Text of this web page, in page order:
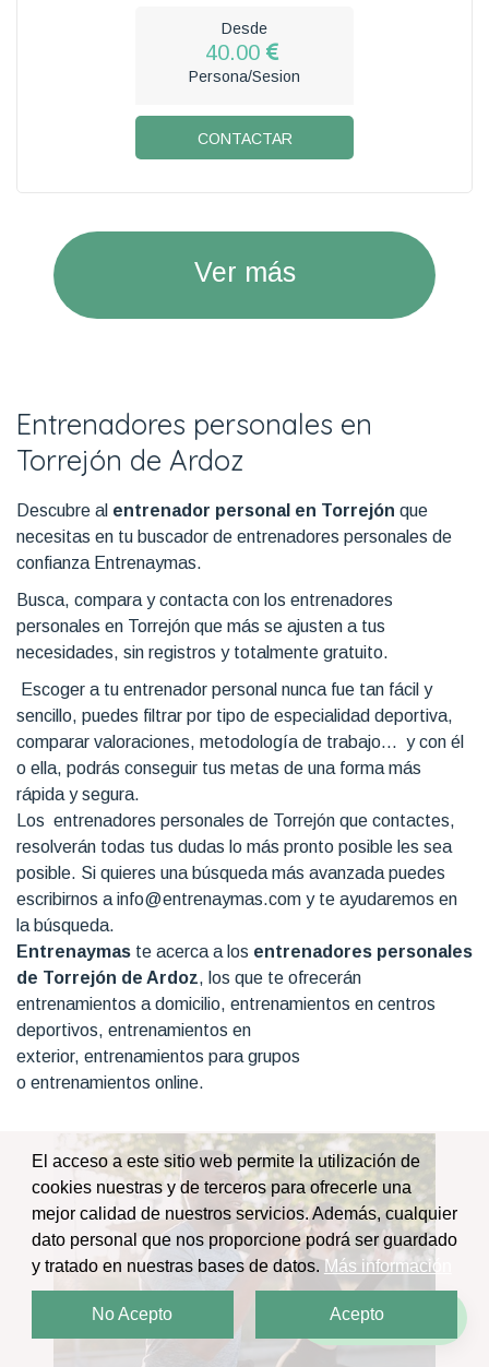
¡Escríbenos!
Desde
40.00
Persona/Sesion
CONTACTAR
Ver más
Entrenadores personales en
Torrejón de Ardoz
Descubre al entrenador personal en Torrejón que
necesitas en tu buscador de entrenadores personales de
confianza Entrenaymas.
Busca, compara y contacta con los entrenadores
personales en Torrejón que más se ajusten a tus
necesidades, sin registros y totalmente gratuito.
Escoger a tu entrenador personal nunca fue tan fácil y
sencillo, puedes filtrar por tipo de especialidad deportiva,
comparar valoraciones, metodología de trabajo... y con él
o ella, podrás conseguir tus metas de una forma más
rápida y segura.
Los entrenadores personales de Torrejón que contactes,
resolverán todas tus dudas lo más pronto posible les sea
posible. Si quieres una búsqueda más avanzada puedes
escribirnos a info@entrenaymas.com y te ayudaremos en
la búsqueda.
Entrenaymas te acerca a los entrenadores personales
de Torrejón de Ardoz, los que te ofrecerán
entrenamientos a domicilio, entrenamientos en centros
deportivos, entrenamientos en
exterior, entrenamientos para grupos
o entrenamientos online.
El acceso a este sitio web permite la utilización de
cookies nuestras y de terceros para ofrecerle una
mejor calidad de nuestros servicios. Además, cualquier
dato personal que nos proporcione podrá ser guardado
y tratado en nuestras bases de datos.Más información
No Acepto Acepto